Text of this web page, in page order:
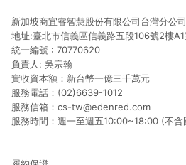
新加坡商宜睿智慧股份有限公司台灣分公司
地址:臺北市信義區信義路五段106號2樓A1
統一編號 : 70770620
負責人: 吳宗翰
實收資本額：新台幣一億三千萬元
服務電話：(02)6639-1012
服務信箱：cs-tw@edenred.com
服務時間：週一至週五10:00~18:00 (不含